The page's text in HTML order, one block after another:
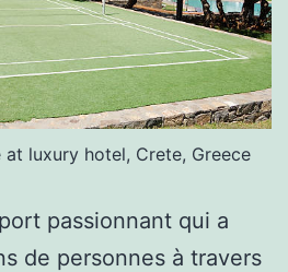
luxury hotel, Crete, Greece
passionnant qui a
de personnes à travers